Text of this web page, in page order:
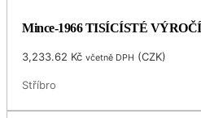
Mince-1966 TISÍCÍSTÉ
3,233.62 Kč včetně DPH (CZK)
Stříbro